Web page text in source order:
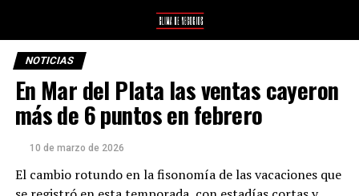
NOTICIAS
En Mar del Plata las ventas cayeron
más de 6 puntos en febrero
10 de marzo de 2026
El cambio rotundo en la fisonomía de las vacaciones que